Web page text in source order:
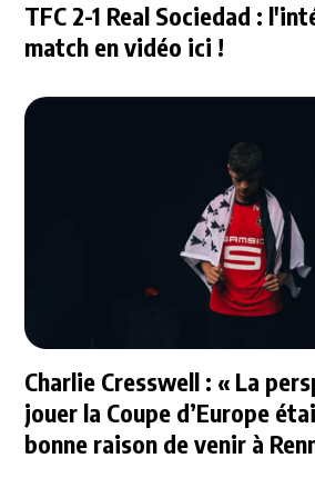
TFC 2-1 Real Sociedad :
match en vidéo ici !
Charlie Cresswell : « La
jouer la Coupe d’Europe
bonne raison de venir à